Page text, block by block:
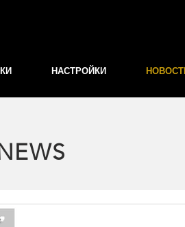
НАСТРОЙКИ